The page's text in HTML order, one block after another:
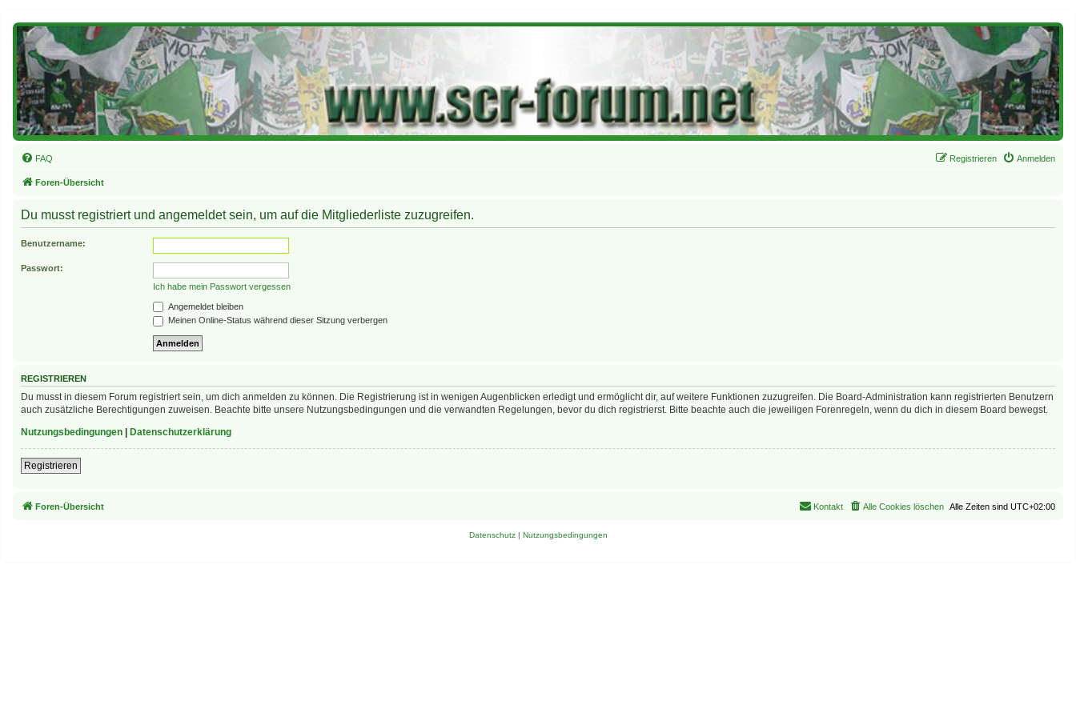
FAQ Anmelden
Registrieren
Foren-Übersicht
Du musst registriert und angemeldet sein, um auf die Mitgliederliste zuzugreifen.
Benutzername:
Passwort:
Ich habe mein Passwort vergessen
Angemeldet bleiben
Meinen Online-Status während dieser Sitzung verbergen
REGISTRIEREN
Du musst in diesem Forum registriert sein, um dich anmelden zu können. Die Registrierung ist in wenigen Augenblicken erledigt und ermöglicht dir, auf weitere Funktionen zuzugreifen. Die Board-Administration kann registrierten Benutzern
auch zusätzliche Berechtigungen zuweisen. Beachte bitte unsere Nutzungsbedingungen und die verwandten Regelungen, bevor du dich registrierst. Bitte beachte auch die jeweiligen Forenregeln, wenn du dich in diesem Board bewegst.
Nutzungsbedingungen
Datenschutzerklärung
Registrieren
Foren-Übersicht Alle Zeiten sind UTC+02:00
Alle Cookies löschen
Kontakt
Datenschutz| Nutzungsbedingungen